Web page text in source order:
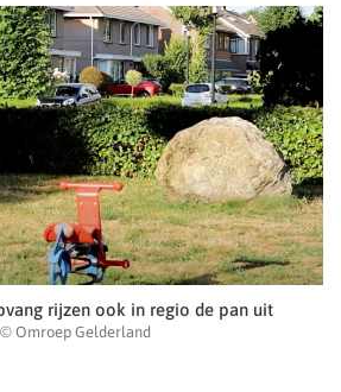
rijzen ook in regio de pan uit
© Omroep Gelderland